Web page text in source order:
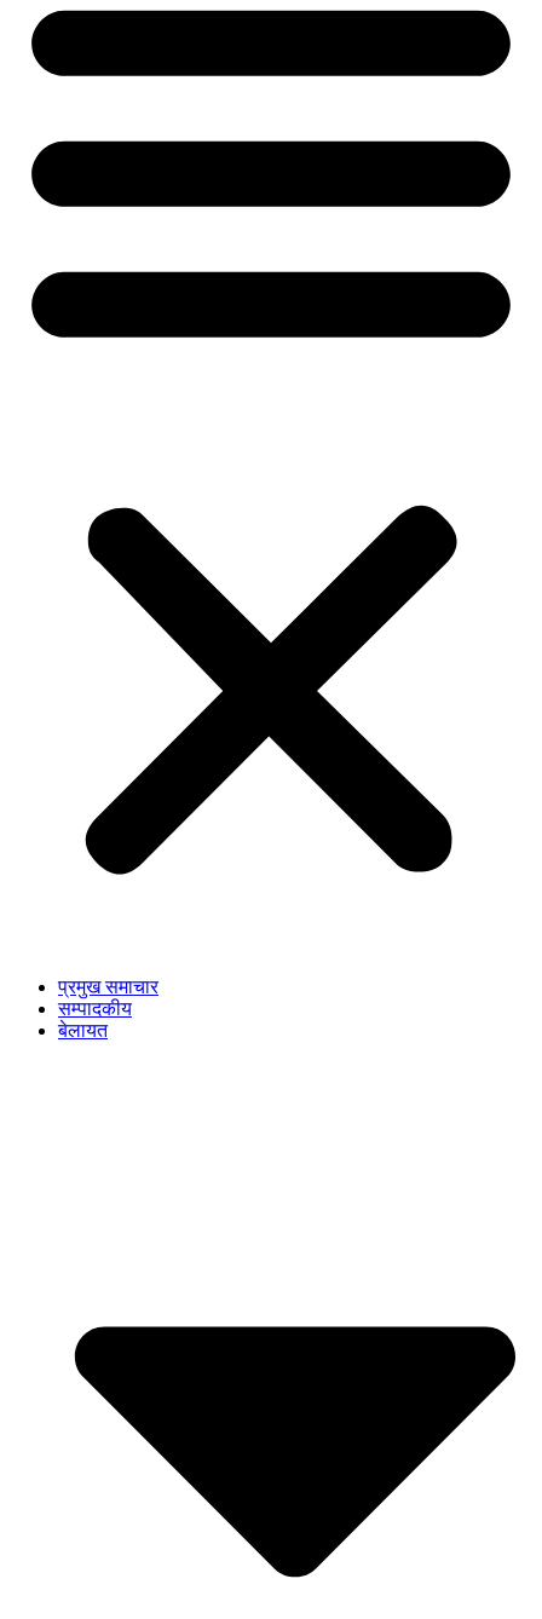
प्रमुख समाचार
सम्पादकीय
बेलायत